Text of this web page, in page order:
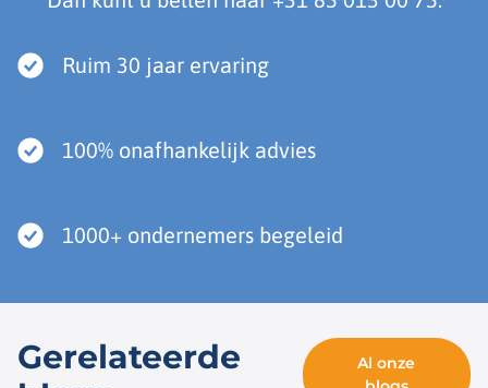
Ruim 30 jaar ervaring
100% onafhankelijk advies
1000+ ondernemers begeleid
Gerelateerde
Al onze